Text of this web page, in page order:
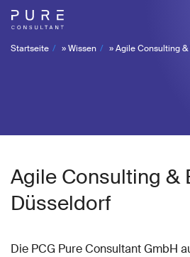
Startseite »Wissen »Agile Consulting
Agile Consulting &
Düsseldorf
Die PCG Pure Consultant GmbH